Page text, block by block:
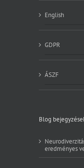
English
GDPR
ÁSZF
Blog
eredményes